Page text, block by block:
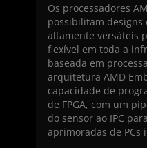
Os processadores
possibilitam designs
altamente versáteis
flexível em toda a
baseada em
arquitetura AMD
capacidade de
de FPGA, com um
do sensor ao IPC
aprimoradas de PCs